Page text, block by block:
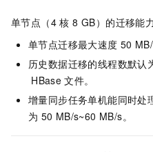
单节点（4 核 8 GB）的迁移能
单节点迁移最大速度 50
历史数据迁移的线程数默认
HBase 文件。
增量同步任务单机能同时处
为 50 MB/s~60 MB/s。